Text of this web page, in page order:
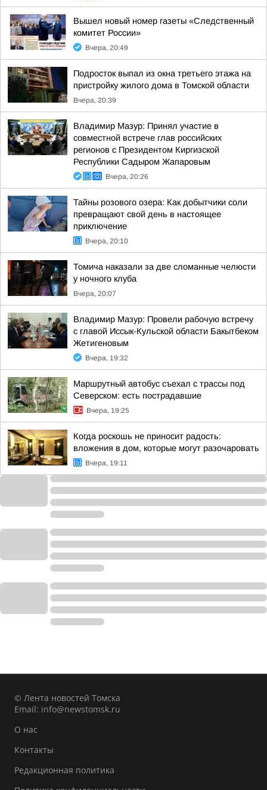
Вышел новый номер газеты «Следственный
комитет России»
Вчера, 20:49
Подросток выпал из окна третьего этажа на
пристройку жилого дома в Томской области
Вчера, 20:39
Владимир Мазур: Принял участие в
совместной встрече глав российских
регионов с Президентом Киргизской
Республики Садыром Жапаровым
Вчера, 20:26
Тайны розового озера: Как добытчики соли
превращают свой день в настоящее
приключение
Вчера, 20:10
Томича наказали за две сломанные челюсти
у ночного клуба
Вчера, 20:07
Владимир Мазур: Провели рабочую встречу
с главой Иссык-Кульской области Бакытбеком
Жетигеновым
Вчера, 19:32
Маршрутный автобус съехал с трассы под
Северском: есть пострадавшие
Вчера, 19:25
Когда роскошь не приносит радость:
вложения в дом, которые могут разочаровать
Вчера, 19:11
© Лента новостей Томска
Email: info@newstomsk.ru
О нас
Контакты
Редакционная политика